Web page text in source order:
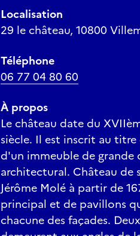
Localisation
29 le château, 10800
Téléphone
06 77 04 80 60
À propos
Le château date du
siècle. Il est inscrit au
d'un immeuble de
architectural. Château de
Jérôme Molé à partir de
principal et de pavillons
chacune des façades.